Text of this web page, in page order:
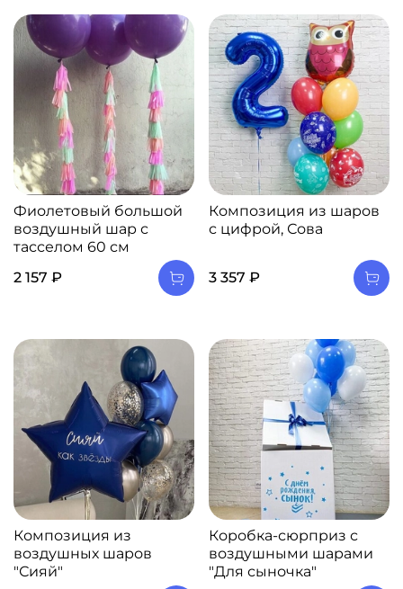
Фиолетовый большой
воздушный шар с
тасселом 60 см
2 157 ₽
Композиция из шаров
с цифрой, Сова
3 357 ₽
Композиция из
воздушных шаров
"Сияй"
Коробка-сюрприз с
воздушными шарами
"Для сыночка"